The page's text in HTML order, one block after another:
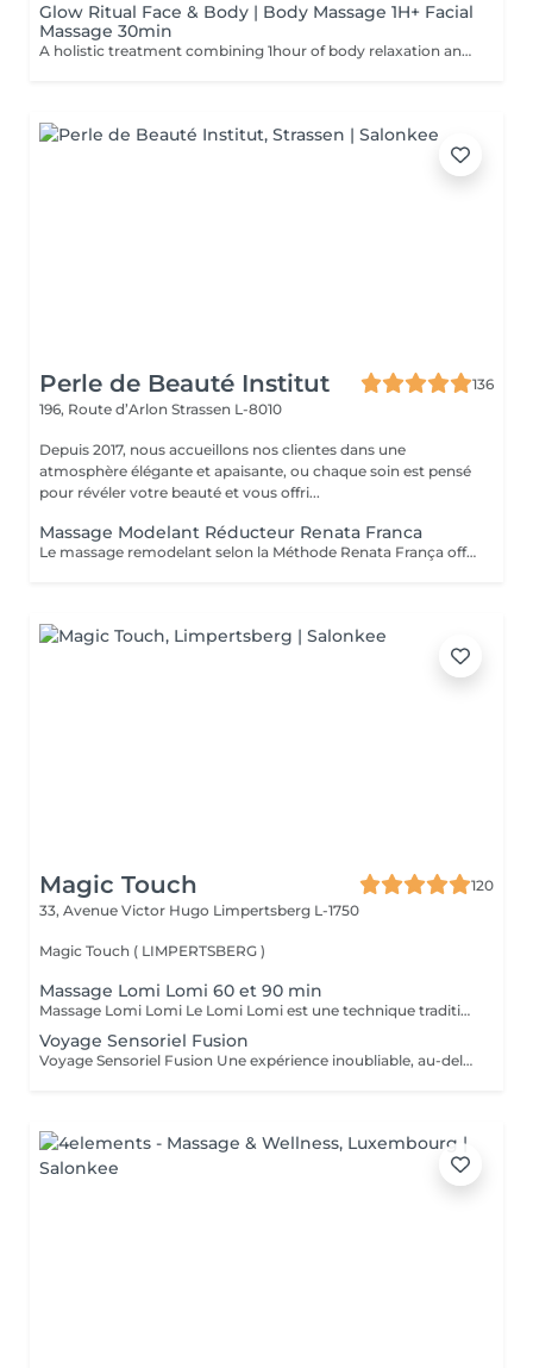
Glow Ritual Face & Body | Body Massage 1H+ Facial
Massage 30min
A holistic treatment combining 1hour of body relaxation and 30min of facial massage for complete rejuvenation. Why clients choose it: - Full relaxation - Skin + body experience - Signature SPA feeling
Perle de Beauté Institut
136
196, Route d’Arlon Strassen L-8010
Depuis 2017, nous accueillons nos clientes dans une
atmosphère élégante et apaisante, ou chaque soin est pensé
pour révéler votre beauté et vous offri...
Massage Modelant Réducteur Renata Franca
Le massage remodelant selon la Méthode Renata França offre des résultats surprenants, car il a été conçu pour remodeler les adipocytes, c'est-à-dire déplacer la graisse vers les zones appropriées et ainsi mieux dessiner les contours du corps. Le pétrissage et les glissements ne sont que quelques-unes des manuvres qui promettent de redessiner la silhouette et d'offrir des courbes plus harmonieuses.
Magic Touch
120
33, Avenue Victor Hugo Limpertsberg L-1750
Magic Touch ( LIMPERTSBERG )
Massage Lomi Lomi 60 et 90 min
Massage Lomi Lomi Le Lomi Lomi est une technique traditionnelle hawaïenne qui va bien au-delà du simple toucher c'est une invitation à l'harmonie entre le corps, l'esprit et l'âme. Avec des mouvements longs, fluides et rythmés, rappelant le va-et-vient des vagues de l'océan, le praticien enveloppe le corps avec ses mains et ses avant-bras, créant une expérience d'accueil profond. Bienfaits : Relaxation profonde Soulagement des tensions musculaires Amélioration de la circulation et de l'énergie vitale Sensation de légèreté, de renouveau et de bien-être Un véritable câlin sous forme de soin.
Voyage Sensoriel Fusion
Voyage Sensoriel Fusion Une expérience inoubliable, au-delà du massage Plus qu'un simple massage, c'est une véritable expérience immersive qui invite à l'harmonie entre le corps, l'esprit et l'âme. Grâce à des mouvements longs, fluides et enveloppants, associés à la puissance de la luminothérapie, de l'aromathérapie, de la musicothérapie et de l'alignement des chakras, vous êtes transporté(e) dans un univers unique de détente et de connexion intérieure. Les bienfaits : Libération des tensions physiques et mentales Réduction immédiate du stress Circulation d'énergie et sensation de vitalité Bien-être profond, légèreté et renouveau Une expérience inoubliable comme un voyage qui réveille tous vos sens.